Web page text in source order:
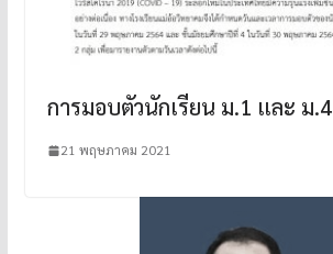
การมอบตัวนักเรียน ม.1 และ ม.4
21 พฤษภาคม 2021